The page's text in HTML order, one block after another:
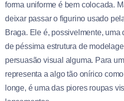
forma uniforme é bem colocada.
deixar passar o figurino usado
Braga. Ele é, possivelmente, uma
de péssima estrutura de
persuasão visual alguma. Para
representa a algo tão onírico
longe, é uma das piores roupas